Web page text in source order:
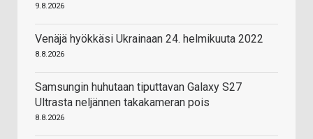
9.8.2026
Venäjä hyökkäsi Ukrainaan 24. helmikuuta 2022
8.8.2026
Samsungin huhutaan tiputtavan Galaxy S27
Ultrasta neljännen takakameran pois
8.8.2026